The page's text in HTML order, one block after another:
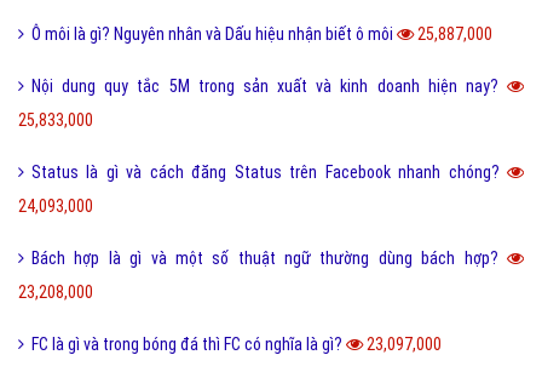
Ô môi là gì? Nguyên nhân và Dấu hiệu nhận biết ô môi 25,887,000
Nội dung quy tắc 5M trong sản xuất và kinh doanh hiện nay?
25,833,000
Status là gì và cách đăng Status trên Facebook nhanh chóng?
24,093,000
Bách hợp là gì và một số thuật ngữ thường dùng bách hợp?
23,208,000
FC là gì và trong bóng đá thì FC có nghĩa là gì? 23,097,000